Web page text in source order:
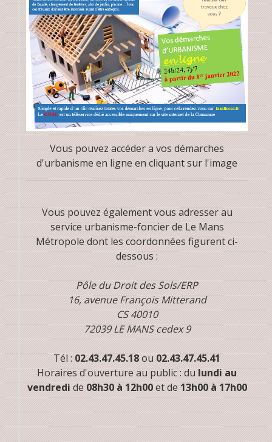
Vous pouvez accéder a vos démarches
d'urbanisme en ligne en cliquant sur l'image
Vous pouvez également vous adresser au
service urbanisme-foncier de Le Mans
Métropole dont les coordonnées figurent ci-
dessous :
Pôle du Droit des Sols/ERP
16, avenue François Mitterand
CS 40010
72039 LE MANS cedex 9
Tél : 02.43.47.45.18ou 02.43.47.45.41
Horaires d'ouverture au public : du lundi au
vendredi de 08h30 à 12h00et de13h00 à 17h00